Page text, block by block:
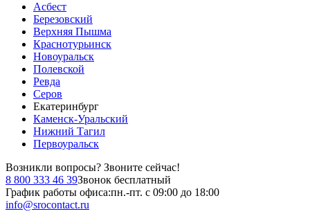
Асбест
Березовский
Верхняя Пышма
Краснотурьинск
Новоуральск
Полевской
Ревда
Серов
Екатеринбург
Каменск-Уральский
Нижний Тагил
Первоуральск
Возникли вопросы? Звоните сейчас!
8 800 333 46 39Звонок бесплатный
График работы офиса:пн.-пт. с 09:00 до 18:00
info@srocontact.ru